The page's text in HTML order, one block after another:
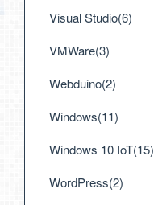
Visual Studio(6)
VMWare(3)
Webduino(2)
Windows(11)
Windows 10 IoT(15)
WordPress(2)